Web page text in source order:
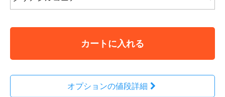
カートに入れる
オプションの値段詳細